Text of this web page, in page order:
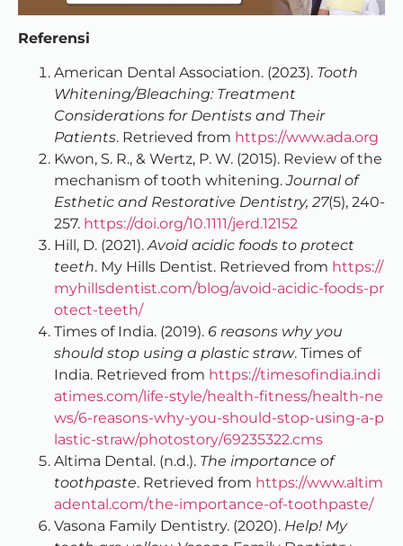
Referensi
American Dental Association. (2023). Tooth
Whitening/Bleaching: Treatment
Considerations for Dentists and Their
Patients. Retrieved from https://www.ada.org
Kwon, S. R., & Wertz, P. W. (2015). Review of the
mechanism of tooth whitening.Journal of
Esthetic and Restorative Dentistry, 27(5), 240-
257. https://doi.org/10.1111/jerd.12152
Hill, D. (2021).Avoid acidic foods to protect
teeth. My Hills Dentist. Retrieved from https://
myhillsdentist.com/blog/avoid-acidic-foods-pr
otect-teeth/
Times of India. (2019). 6 reasons why you
should stop using a plastic straw. Times of
India. Retrieved from https://timesofindia.indi
atimes.com/life-style/health-fitness/health-ne
ws/6-reasons-why-you-should-stop-using-a-p
lastic-straw/photostory/69235322.cms
Altima Dental. (n.d.). The importance of
toothpaste. Retrieved from https://www.altim
adental.com/the-importance-of-toothpaste/
Vasona Family Dentistry. (2020). Help! My